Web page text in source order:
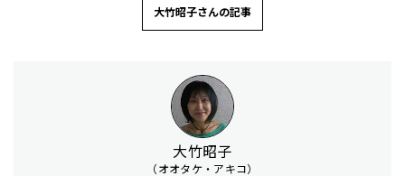
大竹昭子さんの記事
大竹昭子
（オオタケ・アキコ）